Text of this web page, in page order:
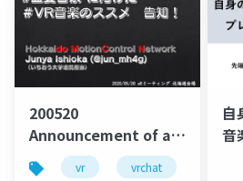
200520
Announcement of a
Series of Summer
vr vrchat
自
音